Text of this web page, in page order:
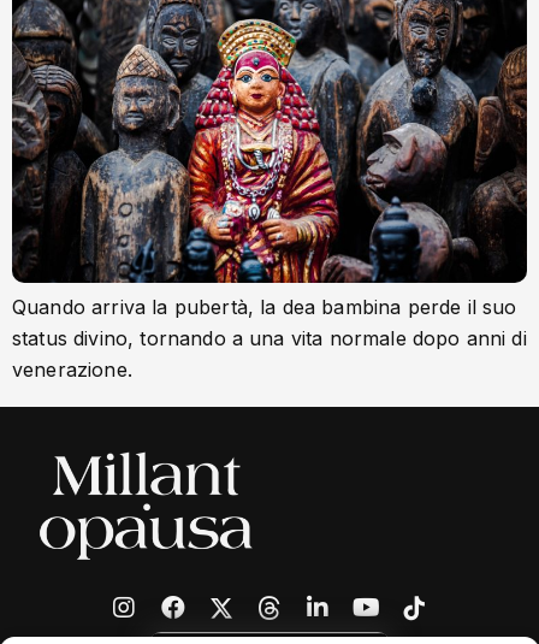
Quando arriva la pubertà, la dea bambina perde il suo
status divino, tornando a una vita normale dopo anni di
venerazione.